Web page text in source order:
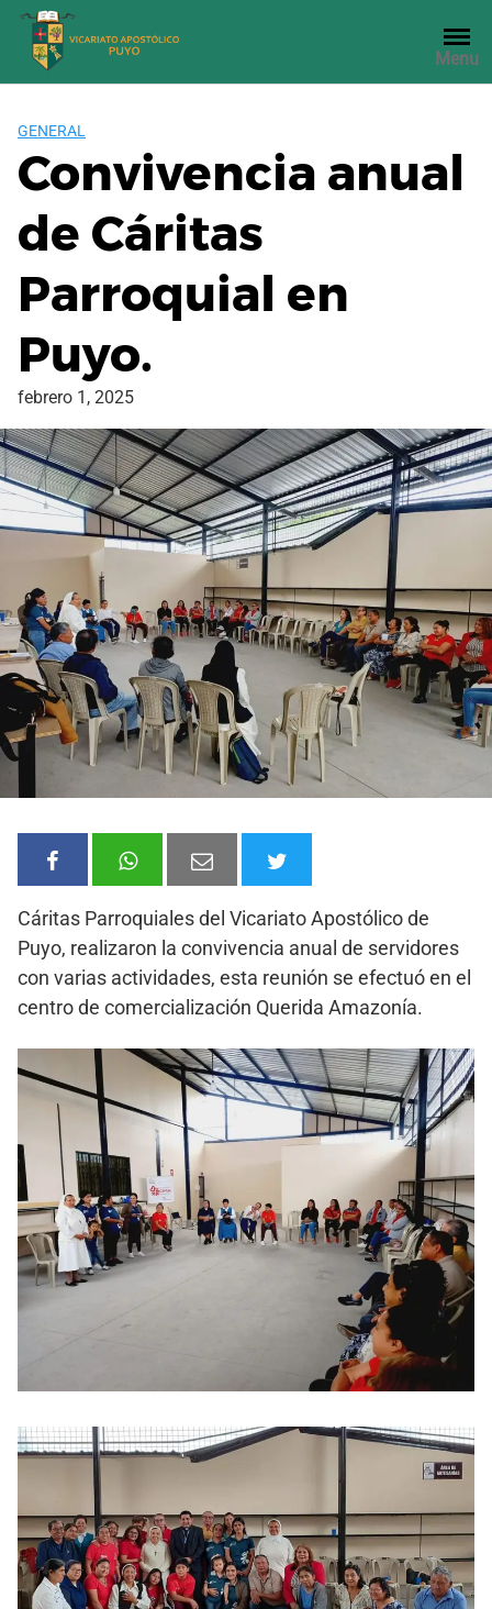
Saltar
contenido
Menu
GENERAL
Convivencia anual
de Cáritas
Parroquial en
Puyo.
febrero 1, 2025
Cáritas Parroquiales del Vicariato Apostólico de
Puyo, realizaron la convivencia anual de servidores
con varias actividades, esta reunión se efectuó en el
centro de comercialización Querida Amazonía.